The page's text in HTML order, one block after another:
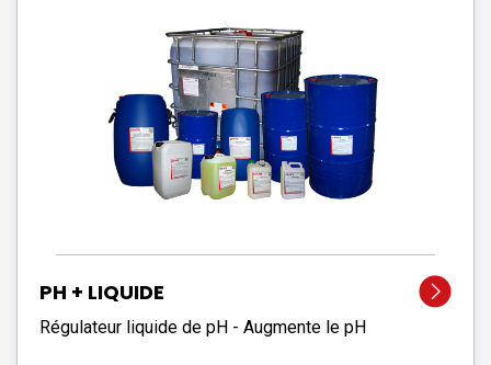
PH + LIQUIDE
Régulateur liquide de pH - Augmente le pH